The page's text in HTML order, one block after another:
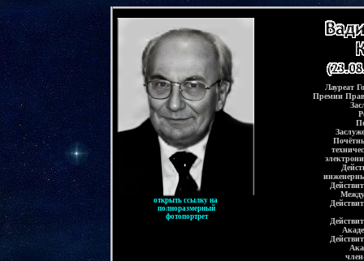
открыть ссылку на
полноразмерный
фотопортрет
Лауреат
Премии